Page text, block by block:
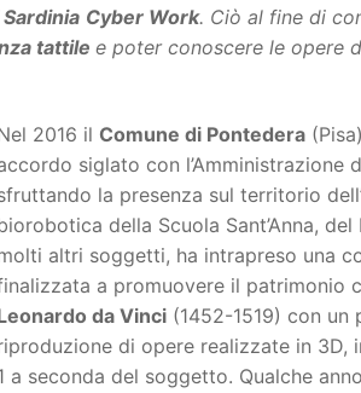
Cyber Work. Ciò al fine di
tattile e poter conoscere le opere
2016 il Comune di Pontedera
siglato con l’Amministrazione
la presenza sul territorio
della Scuola Sant’Anna,
altri soggetti, ha intrapreso una
a promuovere il patrimonio
da Vinci(1452-1519) con un
di opere realizzate in 3D,
a seconda del soggetto. Qualche